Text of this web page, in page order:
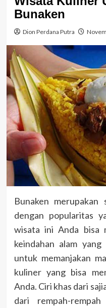
Bunaken
Dion Perdana Putra
Bunaken
dengan popularitas
wisata ini Anda bisa
keindahan alam
untuk memanjakan
kuliner yang bisa
Anda. Ciri khas dari
dari rempah-